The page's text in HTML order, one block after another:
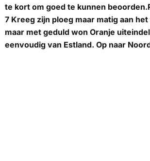
te kort om goed te kunnen beoorden.
7 Kreeg zijn ploeg maar matig aan
maar met geduld won Oranje
eenvoudig van Estland. Op naar